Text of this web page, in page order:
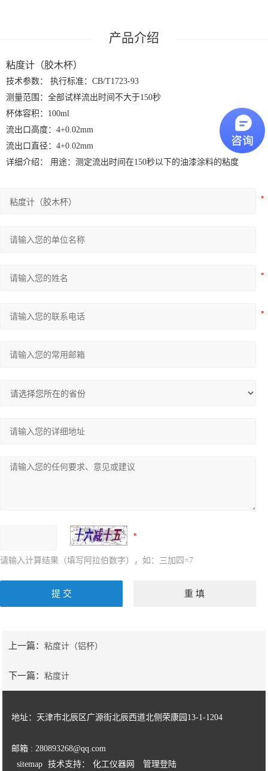
粘度计（胶木杯）
技术参数： 执行标准：CB/T1723-93
测量范围：全部试样流出时间不大于150秒
杯体容积：100ml
流出口高度：4+0.02mm
流出口直径：4+0.02mm
详细介绍： 用途：测定流出时间在150秒以下的油漆涂料的粘度
请输入计算结果（填写阿拉伯数字），如：三加四=7
上一篇：粘度计（铝杯）
下一篇：粘度计
地址：天津市北辰区广源街北辰西道北侧荣康园13-1-1204
邮箱 : 280893268@qq.com
sitemap
技术支持： 化工仪器网 管理登陆